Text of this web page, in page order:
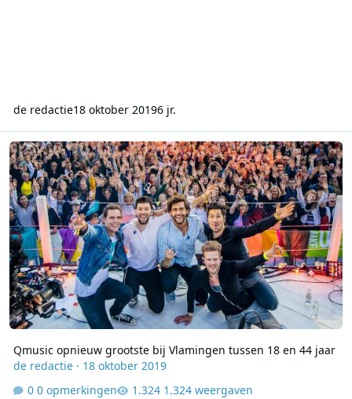
de redactie18 oktober 20196 jr.
Qmusic opnieuw grootste bij Vlamingen tussen 18 en 44 jaar
Qmusic opnieuw grootste bij Vlamingen tussen 18 en 44 jaar
de redactie· 18 oktober 2019
0 opmerkingen
1.324 weergaven